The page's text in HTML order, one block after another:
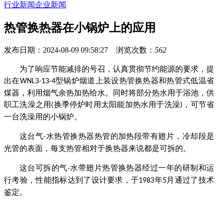
行业新闻企业新闻
热管换热器在小锅炉上的应用
发布日期：2024-08-09 09:58:27 浏览次数： 562
为了响应节能减排的号召，认真贯彻节约能源的要求，提
出在WNL3-13-4型锅炉烟道上装设热管换热器和热管式低温省
煤器，利用烟气余热加热给水。同时将部分热水用于浴池，供
职工洗澡之用 (换季停炉时用太阳能加热水用于洗澡) ，可节省
一台洗澡用的小锅炉。
这台气-水热管换热器热管的加热段带有翅片，冷却段是
光管的表面，每支热管相对于换热器来说都是可拆的。
这台可拆的气-水带翅片热管换热器经过一年的研制和运
行考验，性能指标达到了设计要求，于1983年5月通过了技术
鉴定。